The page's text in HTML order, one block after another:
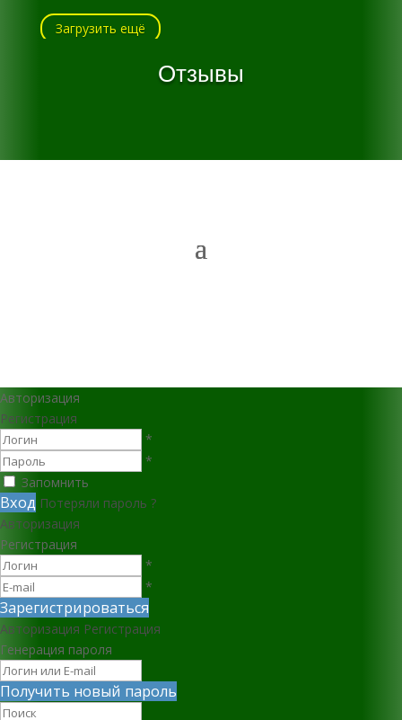
Загрузить ещё
Отзывы
Авторизация
Регистрация
*
*
Запомнить
Вход Потеряли пароль ?
Авторизация
Регистрация
*
*
Зарегистрироваться
Авторизация Регистрация
Генерация пароля
Получить новый пароль